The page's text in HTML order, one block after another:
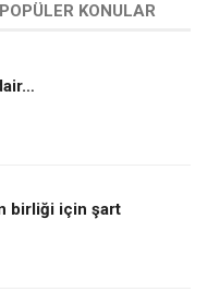
POPÜLER KONULAR
birliği için şart